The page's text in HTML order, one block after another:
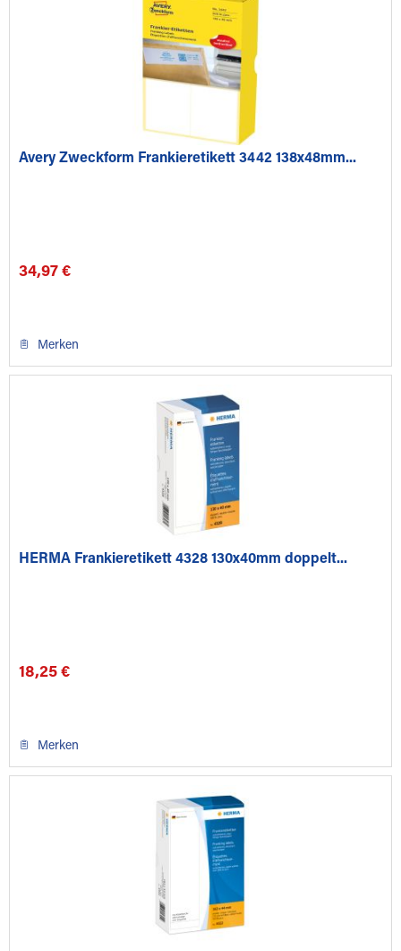
Avery Zweckform Frankieretikett 3442 138x48mm...
34,97 €
Merken
HERMA Frankieretikett 4328 130x40mm doppelt...
18,25 €
Merken